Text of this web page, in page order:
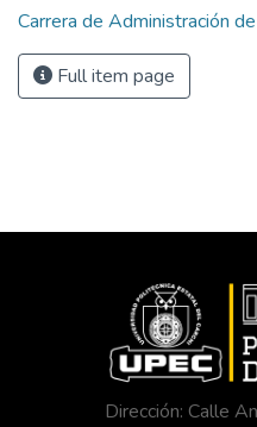
Carrera de Administración
Full item page
Dirección: Calle